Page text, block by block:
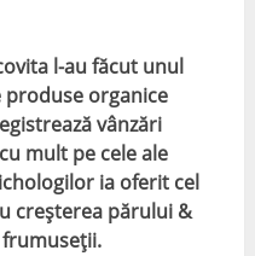
l-au făcut unul
organice
vânzări
mult pe cele ale
ia oferit cel
creșterea părului &